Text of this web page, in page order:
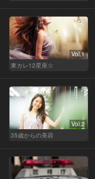
Vol.1
東カレ12星座☆
Vol.2
35歳からの美容